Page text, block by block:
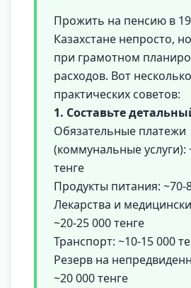
Прожить на пенсию в
Казахстане непросто,
при грамотном
расходов. Вот несколько
практических советов:
1. Составьте
Обязательные платежи
(коммунальные услуги):
тенге
Продукты питания: ~70-
Лекарства и
~20-25 000 тенге
Транспорт: ~10-15 000
Резерв на
~20 000 тенге